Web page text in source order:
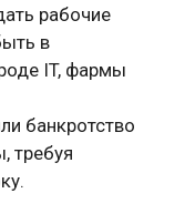
рабочие
в
IT, фармы
банкротство
требуя